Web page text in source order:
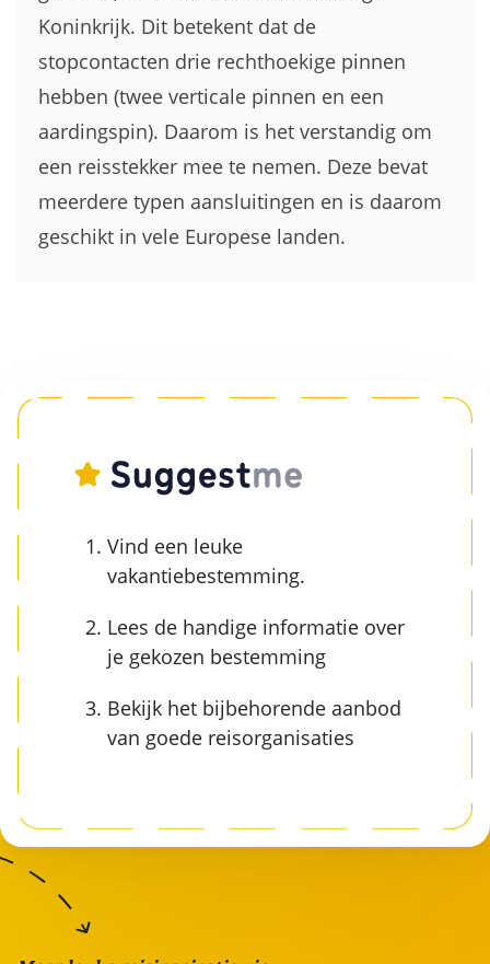
Koninkrijk. Dit betekent dat de
stopcontacten drie rechthoekige pinnen
hebben (twee verticale pinnen en een
aardingspin). Daarom is het verstandig om
een reisstekker mee te nemen. Deze bevat
meerdere typen aansluitingen en is daarom
geschikt in vele Europese landen.
Vind een leuke
vakantiebestemming.
Lees de handige informatie over
je gekozen bestemming
Bekijk het bijbehorende aanbod
van goede reisorganisaties